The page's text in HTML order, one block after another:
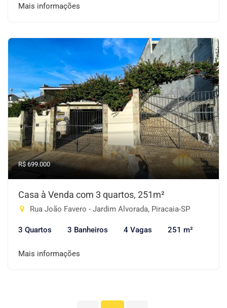
Mais informações
R$ 699.000
Casa à Venda com 3 quartos, 251m²
Rua João Favero - Jardim Alvorada, Piracaia-SP
3 Quartos 3 Banheiros 4 Vagas 251 m²
Mais informações